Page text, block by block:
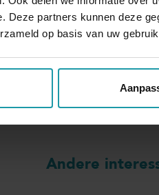
Deze partners kunnen deze
op basis van uw
Schrijf je hieronder in voor
E-mail
Andere